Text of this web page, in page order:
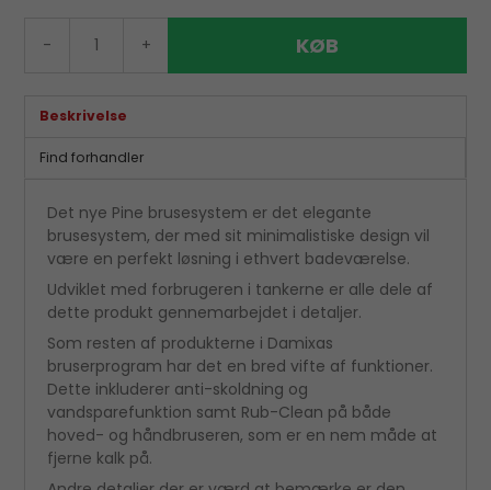
- + KØB
Beskrivelse
Find forhandler
Det nye Pine brusesystem er det elegante
brusesystem, der med sit minimalistiske design vil
være en perfekt løsning i ethvert badeværelse.
Udviklet med forbrugeren i tankerne er alle dele af
dette produkt gennemarbejdet i detaljer.
Som resten af produkterne i Damixas
bruserprogram har det en bred vifte af funktioner.
Dette inkluderer anti-skoldning og
vandsparefunktion samt Rub-Clean på både
hoved- og håndbruseren, som er en nem måde at
fjerne kalk på.